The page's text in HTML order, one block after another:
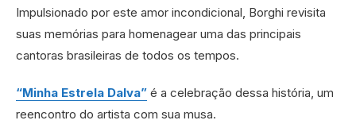
Impulsionado por este amor incondicional, Borghi revisita
suas memórias para homenagear uma das principais
cantoras brasileiras de todos os tempos.
“Minha Estrela Dalva” é a celebração dessa história, um
reencontro do artista com sua musa.